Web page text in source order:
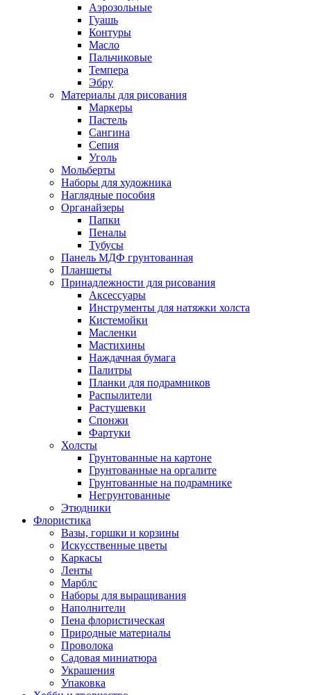
Аэрозольные
Гуашь
Контуры
Масло
Пальчиковые
Темпера
Эбру
Материалы для рисования
Маркеры
Пастель
Сангина
Сепия
Уголь
Мольберты
Наборы для художника
Наглядные пособия
Органайзеры
Папки
Пеналы
Тубусы
Панель МДФ грунтованная
Планшеты
Принадлежности для рисования
Аксессуары
Инструменты для натяжки холста
Кистемойки
Масленки
Мастихины
Наждачная бумага
Палитры
Планки для подрамников
Распылители
Растушевки
Спонжи
Фартуки
Холсты
Грунтованные на картоне
Грунтованные на оргалите
Грунтованные на подрамнике
Негрунтованные
Этюдники
Флористика
Вазы, горшки и корзины
Искусственные цветы
Каркасы
Ленты
Марблс
Наборы для выращивания
Наполнители
Пена флористическая
Природные материалы
Проволока
Садовая миниатюра
Украшения
Упаковка